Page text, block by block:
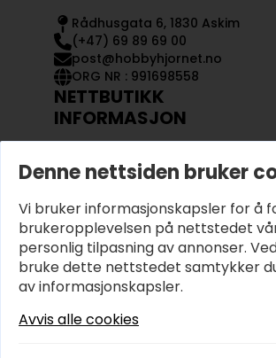
Rådhusgata 6, 1830 Askim
(+47) 69 89 69 00
post@hobbyhjornet.no
ORG NR : 991698558
NETTBUTIKK
INFORMASJON
OM OSS
KJØPSVILKÅR OG BETINGELSER
PERSONVERN
Denne nettsiden bruker
Vi bruker informasjonskapsler for å
brukeropplevelsen på nettstedet
personlig tilpasning av annonser.
bruke dette nettstedet samtykker
av informasjonskapsler.
Avvis alle cookies